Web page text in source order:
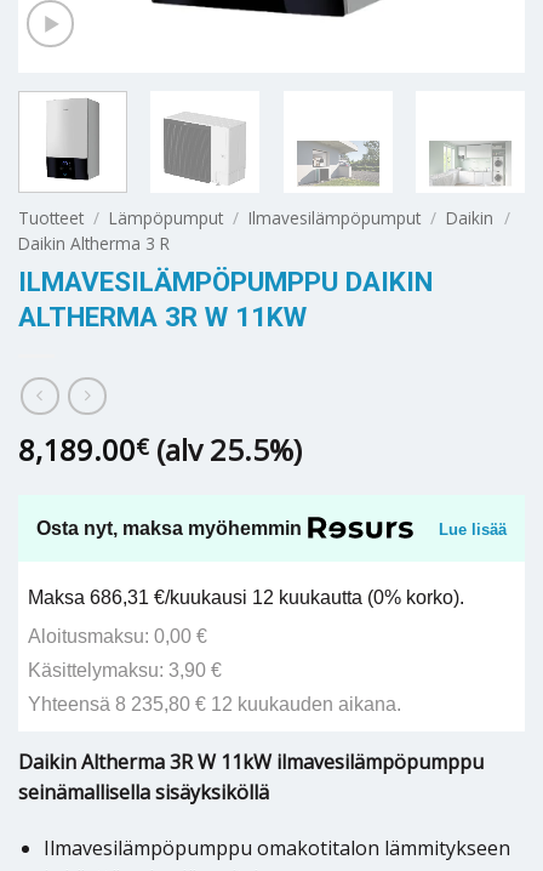
Tuotteet / Lämpöpumput / Ilmavesilämpöpumput / Daikin /
Daikin Altherma 3 R
ILMAVESILÄMPÖPUMPPU DAIKIN
ALTHERMA 3R W 11KW
8,189.00€ (alv 25.5%)
Osta nyt, maksa myöhemmin Lue lisää
Maksa 686,31 €/kuukausi 12 kuukautta (0% korko).
Aloitusmaksu: 0,00 €
Käsittelymaksu: 3,90 €
Yhteensä 8 235,80 € 12 kuukauden aikana.
Daikin Altherma 3R W 11kW ilmavesilämpöpumppu
seinämallisella sisäyksiköllä
Ilmavesilämpöpumppu omakotitalon lämmitykseen